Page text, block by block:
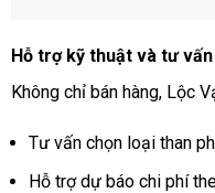
Hỗ trợ kỹ thuật và tư
Không chỉ bán hàng, Lộc
Tư vấn chọn loại than
Hỗ trợ dự báo chi phí